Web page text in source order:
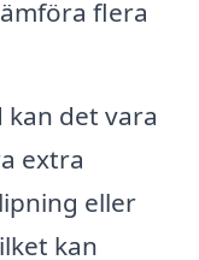
flera
kan det vara
extra
eller
kan